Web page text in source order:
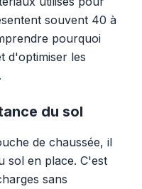
souvent 40 à
pourquoi
d'optimiser les
du sol
de chaussée, il
sol en place. C'est
sans